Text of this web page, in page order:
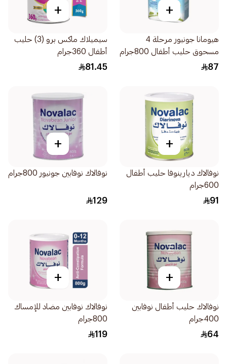
+
هيومانا جونيور مرحلة 4
مسحوق حليب أطفال 800جرام
87
+
سيميلاك ماكس برو (3) حليب
أطفال 360جرام
81.45
+
نوفالاك ديارينوفا حليب أطفال
600جرام
91
+
نوفالاك نوفابين جونيور 800جرام
129
+
نوفالاك حليب أطفال نوفابين
400جرام
64
+
نوفالاك نوفابين مضاد للإمساك
800جرام
119